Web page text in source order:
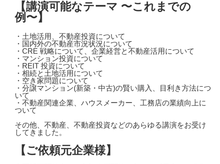
【講演可能なテーマ 〜これまでの
例〜】
・土地活用、不動産投資について
・国内外の不動産市況状況について
・CRE 戦略について、企業経営と不動産活用について
・マンション投資について
・REIT 投資について
・相続と土地活用について
・空き家問題について
・分譲マンション(新築・中古)の賢い購入、目利き方法につ
いて
・不動産関連企業、ハウスメーカー、工務店の業績向上に
ついて
その他、不動産、不動産投資などのあらゆる講演をお受け
してきました。
【ご依頼元企業様】